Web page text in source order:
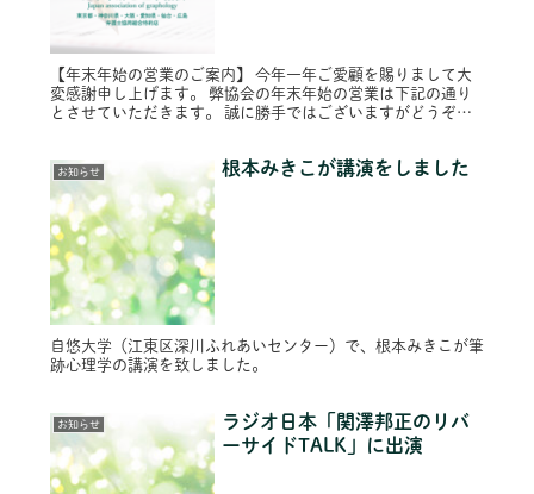
【年末年始の営業のご案内】 今年一年ご愛顧を賜りまして大
変感謝申し上げます。 弊協会の年末年始の営業は下記の通り
とさせていただきます。 誠に勝手ではございますがどうぞよ
お知らせ 根本みきこが講演をしました
自悠大学（江東区深川ふれあいセンター）で、根本みきこが筆
跡心理学の講演を致しました。
お知らせ
ラジオ日本「関澤邦正のリバ
ーサイドTALK」に出演